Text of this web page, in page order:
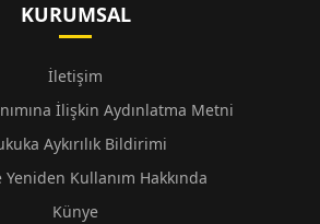
KURUMSAL
İletişim
İlişkin Aydınlatma Metni
Aykırılık Bildirimi
Yeniden Kullanım Hakkında
Künye